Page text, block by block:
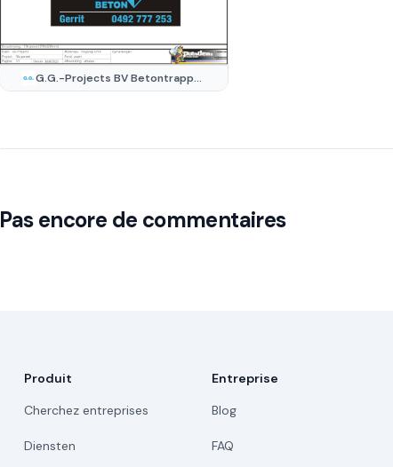
G.G.-Projects BV Betontrappen en woningbouw
Pas encore de commentaires
Produit
Cherchez entreprises
Diensten
Entreprise
Blog
FAQ